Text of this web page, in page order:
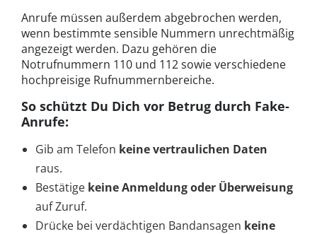
Anrufe müssen außerdem abgebrochen werden,
wenn bestimmte sensible Nummern unrechtmäßig
angezeigt werden. Dazu gehören die
Notrufnummern 110 und 112 sowie verschiedene
hochpreisige Rufnummernbereiche.
So schützt Du Dich vor Betrug durch Fake-
Anrufe:
Gib am Telefon keine vertraulichen Daten
raus.
Bestätige keine Anmeldung oder Überweisung
auf Zuruf.
Drücke bei verdächtigen Bandansagen keine